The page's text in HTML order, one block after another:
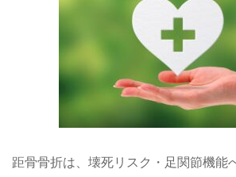
距骨骨折は、壊死リスク・足関節機能